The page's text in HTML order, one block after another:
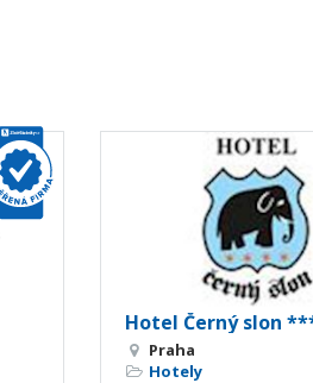
Hotel Černý slon
Praha
Hotely